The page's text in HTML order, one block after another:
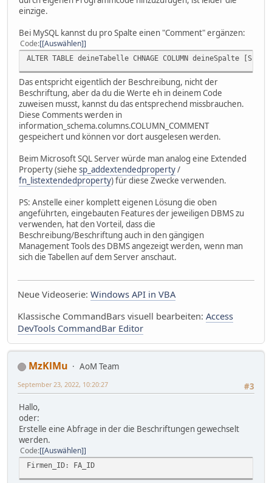
einzige.
Bei MySQL kannst du pro Spalte einen "Comment" ergänzen:
Code [Auswählen]
ALTER TABLE deineTabelle CHNAGE COLUMN deineSpalte
Das entspricht eigentlich der Beschreibung, nicht der
Beschriftung, aber da du die Werte eh in deinem Code
zuweisen musst, kannst du das entsprechend missbrauchen.
Diese Comments werden in
information_schema.columns.COLUMN_COMMENT
gespeichert und können vor dort ausgelesen werden.
Beim Microsoft SQL Server würde man analog eine Extended
Property (siehe sp_addextendedproperty/
fn_listextendedproperty) für diese Zwecke verwenden.
PS: Anstelle einer komplett eigenen Lösung die oben
angeführten, eingebauten Features der jeweiligen DBMS zu
verwenden, hat den Vorteil, dass die
Beschreibung/Beschriftung auch in den gängigen
Management Tools des DBMS angezeigt werden, wenn man
sich die Tabellen auf dem Server anschaut.
Neue Videoserie: Windows API in VBA
Klassische CommandBars visuell bearbeiten: Access
DevTools CommandBar Editor
MzKlMu
AoM Team
#3
September 23, 2022, 10:20:27
Hallo,
oder:
Erstelle eine Abfrage in der die Beschriftungen gewechselt
werden.
Code [Auswählen]
Firmen_ID: FA_ID